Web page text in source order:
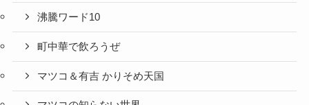
沸騰ワード10
町中華で飲ろうぜ
マツコ＆有吉 かりそめ天国